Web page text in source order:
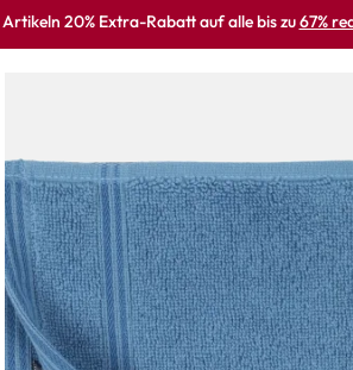
20% Extra-Rabatt auf alle bis zu67%